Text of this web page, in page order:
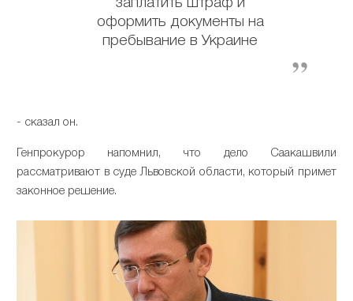
заплатить штраф и
оформить документы на
пребывание в Украине
- сказал он.
Генпрокурор напомнил, что дело Саакашвили
рассматривают в суде Львовской области, который примет
законное решение.